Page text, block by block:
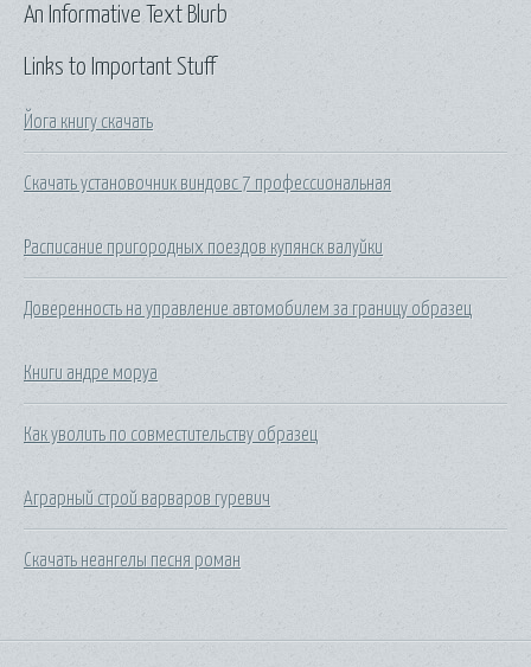
Links to Important Stuff
Йога книгу скачать
Скачать установочник виндовс 7 профессиональная
Расписание пригородных поездов купянск валуйки
Доверенность на управление автомобилем за границу образец
Книги андре моруа
Как уволить по совместительству образец
Аграрный строй варваров гуревич
Скачать неангелы песня роман
An Informative Text Blurb